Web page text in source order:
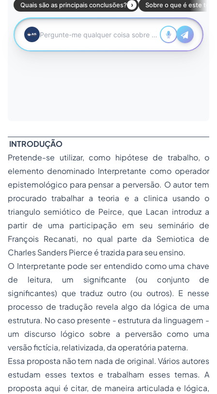
INTRODUÇÃO
Pretende-se utilizar, como hipótese de trabalho, o
elemento denominado Interpretante como operador
epistemológico para pensar a perversão. O autor tem
procurado trabalhar a teoria e a clinica usando o
triangulo semiótico de Peirce, que Lacan introduz a
partir de uma participação em seu seminário de
François Recanati, no qual parte da Semiotica de
Charles Sanders Pierce é trazida para seu ensino.
O Interpretante pode ser entendido como uma chave
de leitura, um significante (ou conjunto de
significantes) que traduz outro (ou outros). E nesse
processo de tradução revela algo da lógica de uma
estrutura. No caso presente - estrutura da linguagem -
um discurso lógico sobre a perversão como uma
versão fictícia, relativizada, da operatória paterna.
Essa proposta não tem nada de original. Vários autores
estudam esses textos e trabalham esses temas. A
proposta aqui é citar, de maneira articulada e lógica,